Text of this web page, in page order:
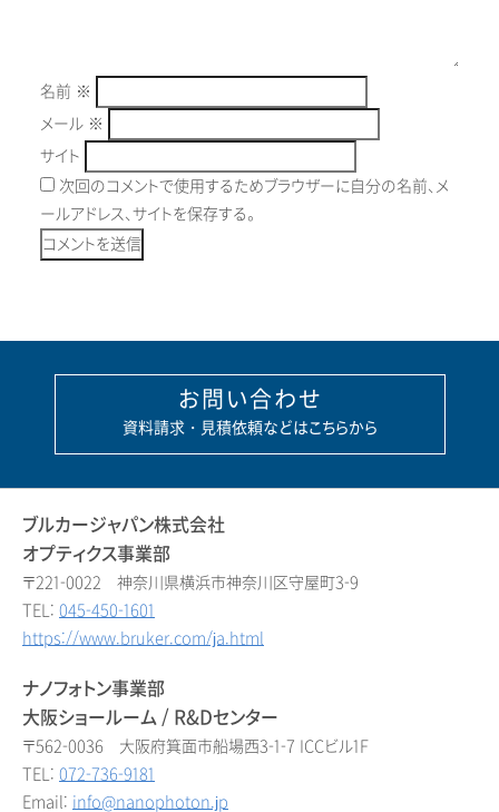
名前 ※
メール ※
サイト
次回のコメントで使用するためブラウザーに自分の名前、メ
ールアドレス、サイトを保存する。
お問い合わせ
資料請求・見積依頼などはこちらから
ブルカージャパン株式会社
オプティクス事業部
〒221-0022 神奈川県横浜市神奈川区守屋町3-9
TEL: 045-450-1601
https://www.bruker.com/ja.html
ナノフォトン事業部
大阪ショールーム / R&Dセンター
〒562-0036 大阪府箕面市船場西3-1-7 ICCビル1F
TEL: 072-736-9181
Email: info@nanophoton.jp